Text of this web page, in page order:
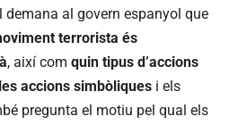
demana al govern espanyol que
terrorista és
, així com quin tipus d’accions
accions simbòliques i els
pregunta el motiu pel qual els